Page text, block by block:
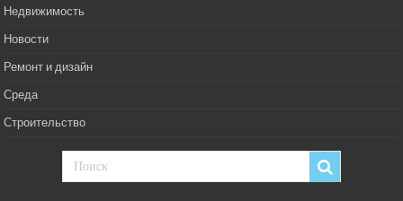
Недвижимость
Новости
Ремонт и дизайн
Среда
Строительство